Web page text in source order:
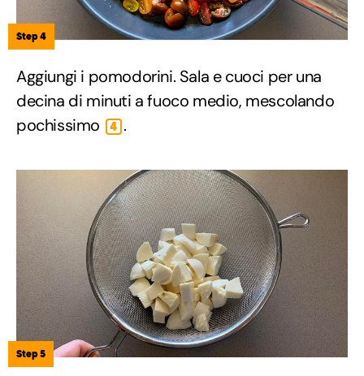
Step 4
Aggiungi i pomodorini. Sala e cuoci per una
decina di minuti a fuoco medio, mescolando
pochissimo
4 .
Step 5